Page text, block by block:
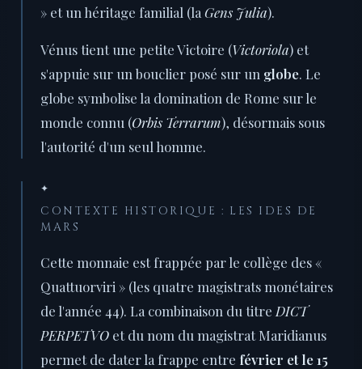
» et un héritage familial (la Gens Julia).
Vénus tient une petite Victoire (Victoriola) et
s'appuie sur un bouclier posé sur un globe. Le
globe symbolise la domination de Rome sur le
monde connu (Orbis Terrarum), désormais sous
l'autorité d'un seul homme.
✦
CONTEXTE HISTORIQUE : LES IDES DE
MARS
Cette monnaie est frappée par le collège des «
Quattuorviri » (les quatre magistrats monétaires
de l'année 44). La combinaison du titre DICT
PERPETVO et du nom du magistrat Maridianus
permet de dater la frappe entre février et le 15